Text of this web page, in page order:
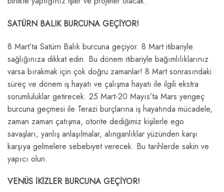
SATÜRN BALIK BURCUNA GEÇİYOR!
8 Mart’ta Satürn Balık burcuna geçiyor. 8 Mart itibariyle
sağlığınıza dikkat edin. Bu dönem itibariyle bağımlılıklarınız
varsa bırakmak için çok doğru zamanlar! 8 Mart sonrasındaki
süreç ve dönem iş hayatı ve çalışma hayatı ile ilgili ekstra
sorumluluklar getirecek. 25 Mart-20 Mayıs’ta Mars yengeç
burcuna geçmesi ile Terazi burçlarına iş hayatında mücadele,
zaman zaman çatışma, otorite dediğimiz kişilerle ego
savaşları, yanlış anlaşılmalar, alınganlıklar yüzünden karşı
karşıya gelmelere sebebiyet verecek. Bu tarihlerde sakin ve
yapıcı olun.
VENÜS İKİZLER BURCUNA GEÇİYOR!